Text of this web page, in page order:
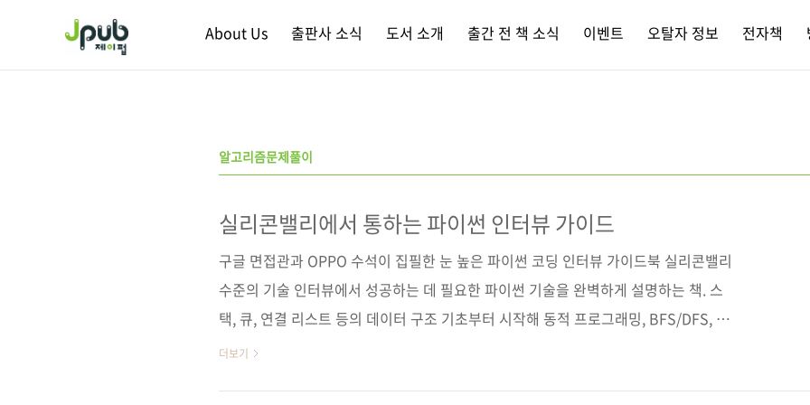
About Us 출판사 소식 도서 소개 출간 전 책 소식 이벤트 오탈자 정보 전자책
알고리즘문제풀이
실리콘밸리에서 통하는 파이썬 인터뷰 가이드
구글 면접관과 OPPO 수석이 집필한 눈 높은 파이썬 코딩 인터뷰 가이드북 실리콘밸리
수준의 기술 인터뷰에서 성공하는 데 필요한 파이썬 기술을 완벽하게 설명하는 책. 스
택, 큐, 연결 리스트 등의 데이터 구조 기초부터 시작해 동적 프로그래밍, BFS/DFS, 유
니언 파인드 등의 알고리즘을 살펴보고, 이들을 실제 면접 문제에 어떻게 효율적으로
더보기